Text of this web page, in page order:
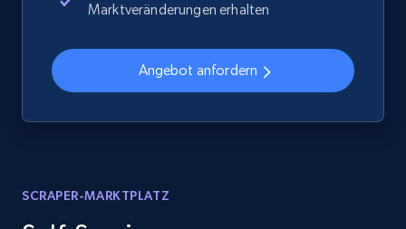
Marktveränderungen erhalten
Angebot anfordern
SCRAPER-MARKTPLATZ